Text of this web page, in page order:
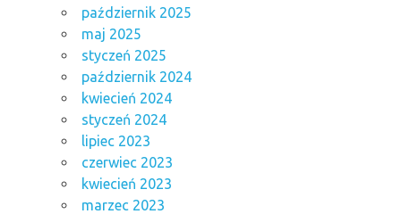
październik 2025
maj 2025
styczeń 2025
październik 2024
kwiecień 2024
styczeń 2024
lipiec 2023
czerwiec 2023
kwiecień 2023
marzec 2023